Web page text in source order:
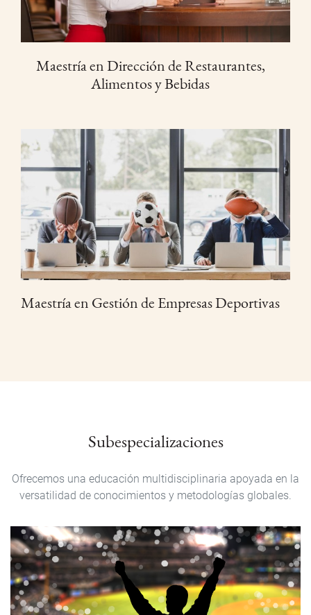
Maestría en Dirección de Restaurantes,
Alimentos y Bebidas
Maestría en Gestión de Empresas Deportivas
Subespecializaciones
Ofrecemos una educación multidisciplinaria apoyada en la
versatilidad de conocimientos y metodologías globales.